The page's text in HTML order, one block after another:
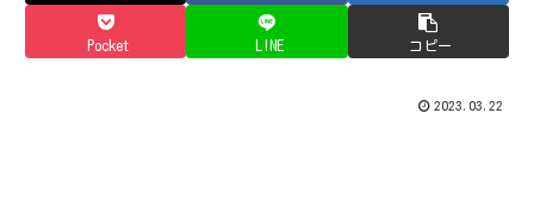
Pocket LINE コピー
2023.03.22